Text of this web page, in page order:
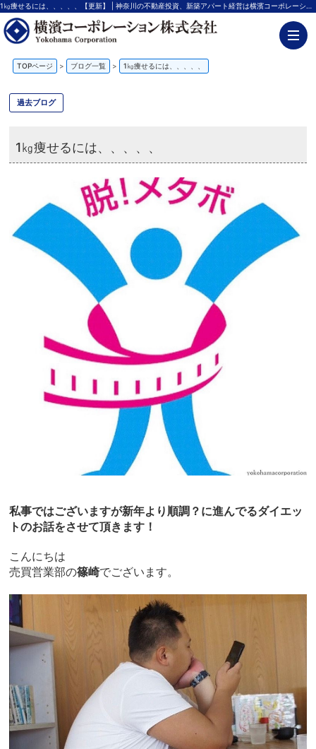
1㎏痩せるには、、、、、【更新】 | 神奈川の不動産投資、新築アパート経営は横濱コーポレーション
TOPページ > ブログ一覧 > 1㎏痩せるには、、、、、
過去ブログ
1㎏痩せるには、、、、、
私事ではございますが新年より順調？に進んでるダイエッ
トのお話をさせて頂きます！
こんにちは
売買営業部の篠崎でございます。